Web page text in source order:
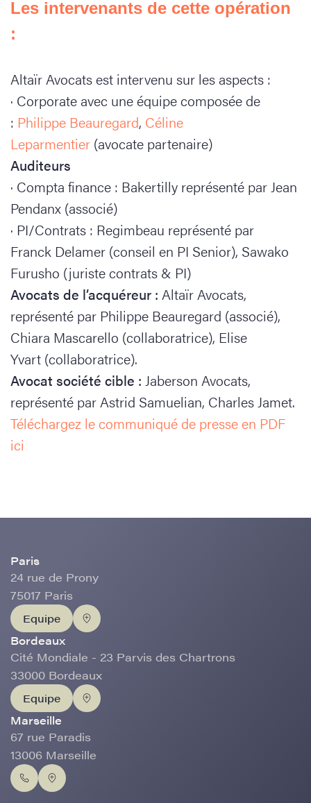
Les intervenants de cette opération
:
Altaïr Avocats est intervenu sur les aspects :
· Corporate avec une équipe composée de
: Philippe Beauregard, Céline
Leparmentier (avocate partenaire)
Auditeurs
· Compta finance : Bakertilly représenté par Jean
Pendanx (associé)
· PI/Contrats : Regimbeau représenté par
Franck Delamer (conseil en PI Senior), Sawako
Furusho (juriste contrats & PI)
Avocats de l’acquéreur : Altaïr Avocats,
représenté par Philippe Beauregard (associé),
Chiara Mascarello (collaboratrice), Elise
Yvart (collaboratrice).
Avocat société cible : Jaberson Avocats,
représenté par Astrid Samuelian, Charles Jamet.
Téléchargez le communiqué de presse en PDF
ici
Paris
24 rue de Prony
75017 Paris
Equipe
Bordeaux
Cité Mondiale - 23 Parvis des Chartrons
33000 Bordeaux
Equipe
Marseille
67 rue Paradis
13006 Marseille